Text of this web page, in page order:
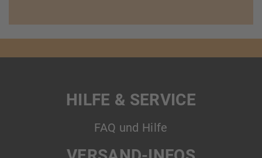
HILFE & SERVICE
FAQ und Hilfe